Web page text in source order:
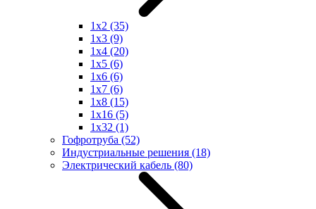
1x2 (35)
1x3 (9)
1x4 (20)
1x5 (6)
1x6 (6)
1x7 (6)
1x8 (15)
1x16 (5)
1x32 (1)
Гофротруба (52)
Индустриальные решения (18)
Электрический кабель (80)